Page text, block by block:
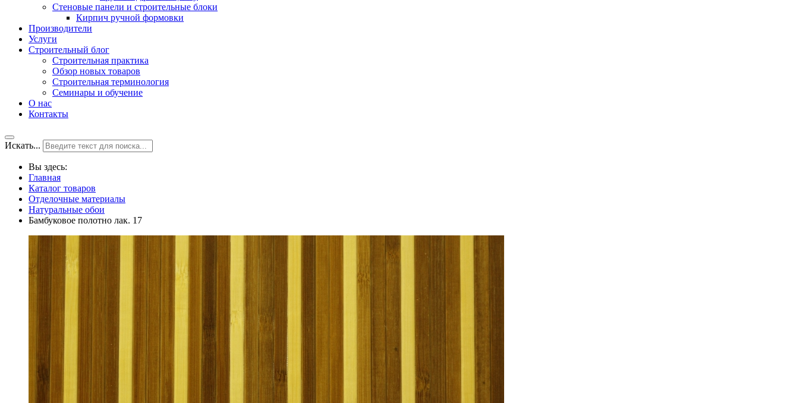
Стеновые панели и строительные блоки
Кирпич ручной формовки
Производители
Услуги
Строительный блог
Строительная практика
Обзор новых товаров
Строительная терминология
Семинары и обучение
О нас
Контакты
Искать...
Вы здесь:
Главная
Каталог товаров
Отделочные материалы
Натуральные обои
Бамбуковое полотно лак. 17